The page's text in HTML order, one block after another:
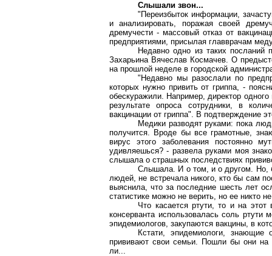
Слышали звон...
"Переизбыток информации,
и анализировать, поражая своей
дремучести - массовый отказ от
предприятиями, присылая главврачам
Недавно одно из таких посланий
Захарьина Вячеслав Космачев. О
на прошлой неделе в городской
"Недавно мы разослали по
которых нужно привить от гриппа, -
обескуражили. Например, директор
результате опроса сотрудники, в
вакцинации от гриппа". В подтверждение
Медики разводят руками: пока
получится. Вроде бы все грамотные,
вирус этого заболевания постоянно
удивляешься? - развела руками моя
слышала о страшных последствиях
Слышала. И о том, и о другом. Но,
людей, не встречала никого, кто бы сам
выяснила, что за последние шесть лет
статистике можно не верить, но ее никто не
Что касается ртути, то и на
консерванта использовалась соль
эпидемиологов, закупаются вакцины, в
Кстати, эпидемиологи, знающие
прививают свои семьи. Пошли бы они на
ли...